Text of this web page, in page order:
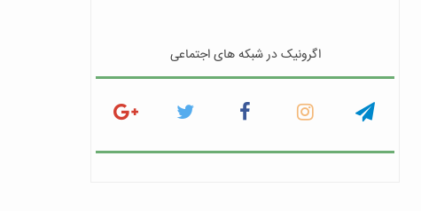
اگرونیک در شبکه های اجتماعی